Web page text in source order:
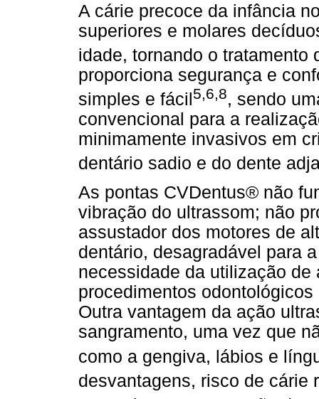
A cárie precoce da infância
superiores e molares
idade, tornando o tratamento
proporciona segurança e
simples e fácil 5,6,8, sendo
convencional para a
minimamente invasivos em
dentário sadio e do dente
As pontas CVDentus® não
vibração do ultrassom; não
assustador dos motores de
dentário, desagradável para
necessidade da utilização
procedimentos
Outra vantagem da ação
sangramento, uma vez que
como a gengiva, lábios e
desvantagens, risco de cárie